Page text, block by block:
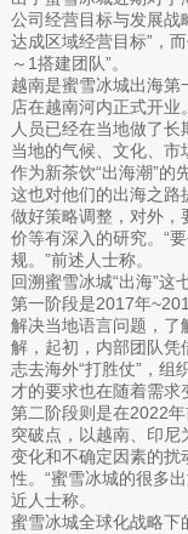
公司经营目标与发展战
达成区域经营目标”，
～1搭建团队”。
越南是蜜雪冰城出海
店在越南河内正式开
人员已经在当地做了
当地的气候、文化、市
作为新茶饮“出海潮”的
这也对他们的出海之路
做好策略调整，对外，
价等有深入的研究。“
规。”前述人士称。
回溯蜜雪冰城“出海”这
第一阶段是2017年
解决当地语言问题，了
解，起初，内部团队凭
志去海外“打胜仗”，组
才的要求也在随着需求
第二阶段则是在2022
突破点，以越南、印
变化和不确定因素的扰
性。“蜜雪冰城的很多
近人士称。
蜜雪冰城全球化战略下